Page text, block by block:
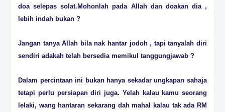
doa selepas solat.Mohonlah pada Allah dan doakan dia ,
lebih indah bukan ?
Jangan tanya Allah bila nak hantar jodoh , tapi tanyalah diri
sendiri adakah telah bersedia memikul tanggungjawab ?
Dalam percintaan ini bukan hanya sekadar ungkapan sahaja
tetapi perlu persiapan diri juga. Yelah kalau kamu seorang
lelaki, wang hantaran sekarang dah mahal kalau tak ada RM